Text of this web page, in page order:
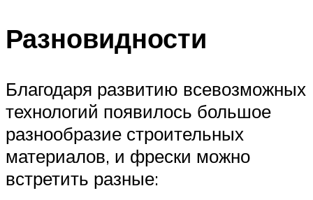
Разновидности
Благодаря развитию всевозможных
технологий появилось большое
разнообразие строительных
материалов, и фрески можно
встретить разные: